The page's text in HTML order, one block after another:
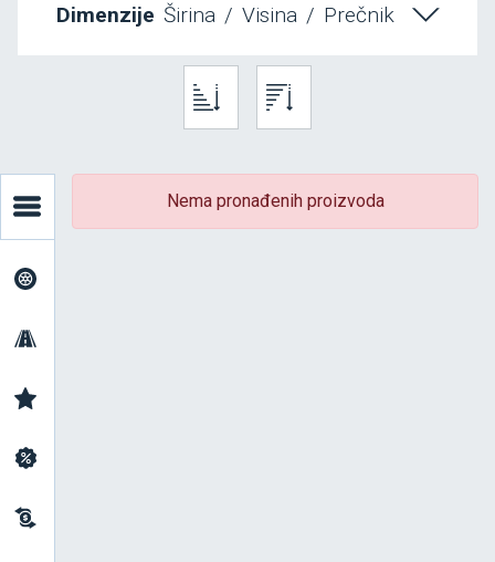
Dimenzije Širina / Visina / Prečnik
Nema pronađenih proizvoda